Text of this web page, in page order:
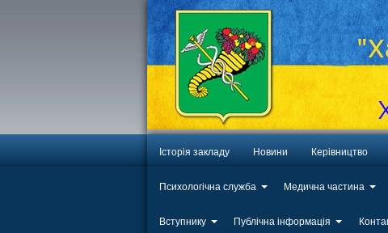
Історія закладу Новини Керівництво
Психологічна служба Медична частина
Вступнику Публічна інформація